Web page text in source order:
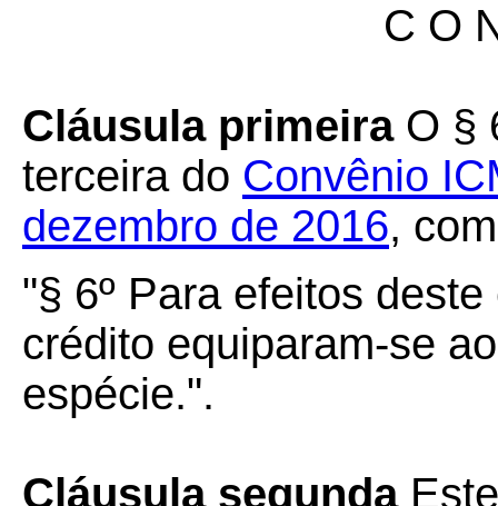
C O
Cláusula primeiraO §
terceira do Convênio
dezembro de 2016,
"§ 6º Para efeitos
crédito equiparam-se
espécie.".
Cláusula segunda